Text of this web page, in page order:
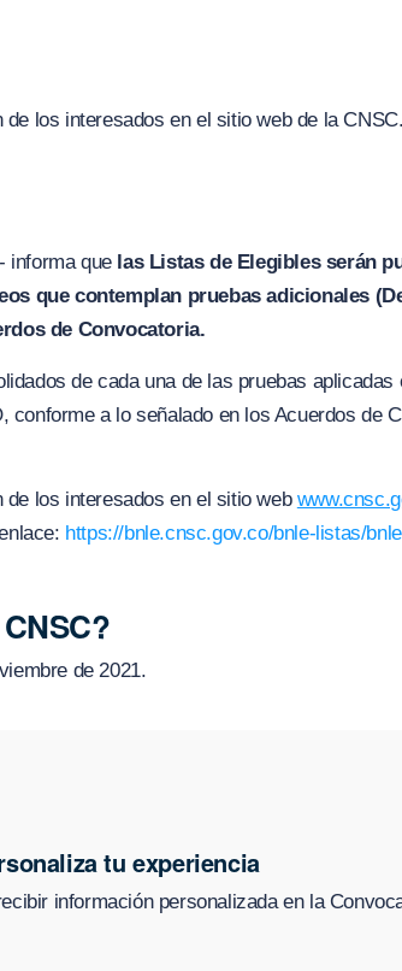
los interesados en el sitio web de la CNSC.
informa que las Listas de Elegibles serán
que contemplan pruebas adicionales
de Convocatoria.
de cada una de las pruebas
a lo señalado en los Acuerdos de
los interesados en el sitio web
https://bnle.cnsc.gov.co/bnle-listas/
de 2021.
tu experiencia
información personalizada en la